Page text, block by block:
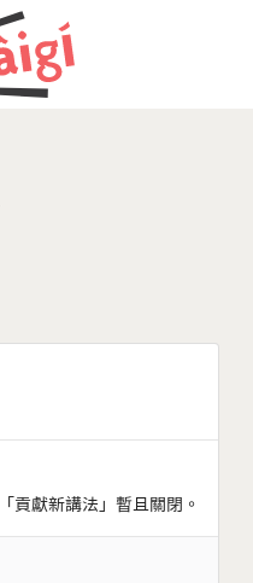
貢獻新講法」暫且關閉。